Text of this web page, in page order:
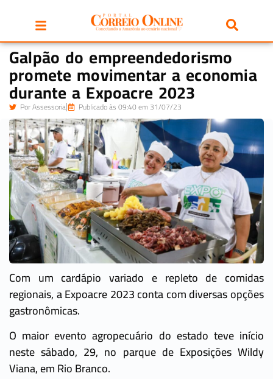
Galpão do empreendedorismo
promete movimentar a economia
durante a Expoacre 2023
PorAssessoria Publicado às 09:40 em 31/07/23
Com um cardápio variado e repleto de comidas
regionais, a Expoacre 2023 conta com diversas opções
gastronômicas.
O maior evento agropecuário do estado teve início
neste sábado, 29, no parque de Exposições Wildy
Viana, em Rio Branco.